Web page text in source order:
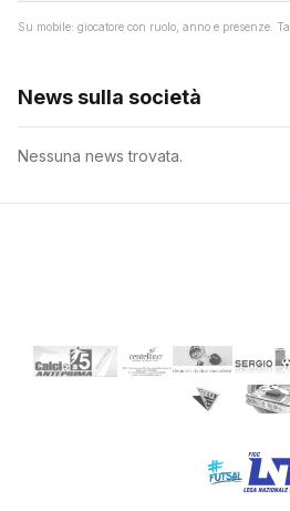
Su mobile: giocatore con ruolo, anno e presenze.
News sulla società
Nessuna news trovata.